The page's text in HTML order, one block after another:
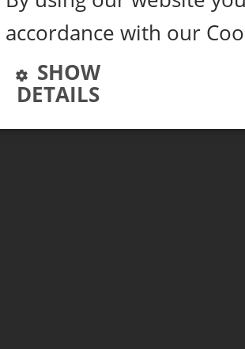
accordance with our
SHOW
DETAILS